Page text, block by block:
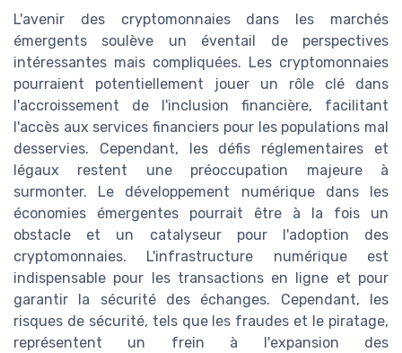
L'avenir des cryptomonnaies dans les marchés
émergents soulève un éventail de perspectives
intéressantes mais compliquées. Les cryptomonnaies
pourraient potentiellement jouer un rôle clé dans
l'accroissement de l'inclusion financière, facilitant
l'accès aux services financiers pour les populations mal
desservies. Cependant, les défis réglementaires et
légaux restent une préoccupation majeure à
surmonter. Le développement numérique dans les
économies émergentes pourrait être à la fois un
obstacle et un catalyseur pour l'adoption des
cryptomonnaies. L'infrastructure numérique est
indispensable pour les transactions en ligne et pour
garantir la sécurité des échanges. Cependant, les
risques de sécurité, tels que les fraudes et le piratage,
représentent un frein à l'expansion des